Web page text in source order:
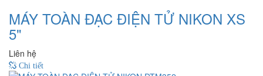
MÁY TOÀN ĐẠC ĐIỆN TỬ NIKON XS
5"
Liên hệ
Chi tiết